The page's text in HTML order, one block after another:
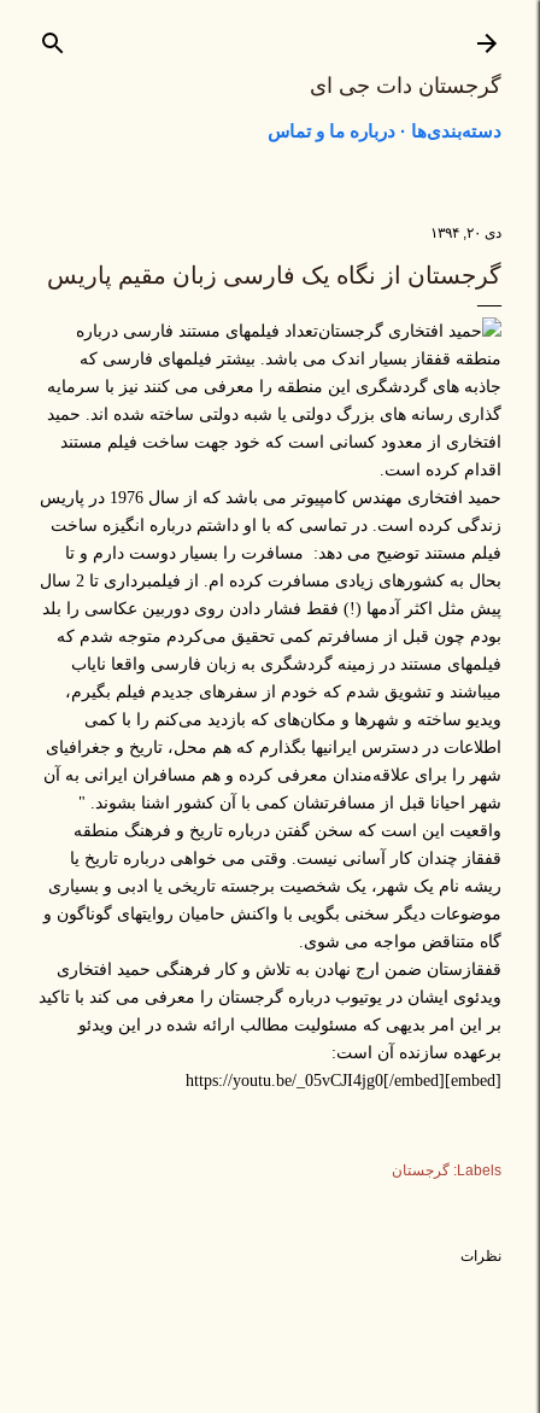
گرجستان دات جی ای
دسته‌بندی‌ها درباره ما و تماس
دی ۲۰, ۱۳۹۴
گرجستان از نگاه یک فارسی زبان مقیم پاریس
تعداد فیلمهای مستند فارسی درباره
منطقه قفقاز بسیار اندک می باشد. بیشتر فیلمهای فارسی که
جاذبه های گردشگری این منطقه را معرفی می کنند نیز با سرمایه
گذاری رسانه های بزرگ دولتی یا شبه دولتی ساخته شده اند. حمید
افتخاری از معدود کسانی است که خود جهت ساخت فیلم مستند
اقدام کرده است.
حمید افتخاری مهندس کامپیوتر می باشد که از سال 1976 در پاریس
زندگی کرده است. در تماسی که با او داشتم درباره انگیزه ساخت
فیلم مستند توضیح می دهد: مسافرت را بسیار دوست دارم و تا
بحال به کشور‌های زیادی مسافرت کرده ام. از فیلمبرداری تا 2 سال
پیش مثل اکثر آدمها (!) فقط فشار دادن روی دوربین عکاسی را بلد
بودم چون قبل از مسافرتم کمی‌ تحقیق می‌کردم متوجه شدم که
فیلمهای مستند در زمینه گردشگری به زبان فارسی‌ واقعا نایاب
میباشند و تشویق شدم که خودم از سفر‌های جدیدم فیلم بگیرم،
ویدیو ساخته و شهر‌ها و مکان‌های که بازدید می‌کنم را با کمی‌
اطلاعات در دسترس ایرانیها بگذارم که هم محل، تاریخ و جغرافیای
شهر را برای علاقه‌مندان معرفی‌ کرده و هم مسافران ‌ایرانی به آن
شهر احیانا قبل از مسافرتشان کمی‌ با آن کشور اشنا بشوند. "
واقعیت این است که سخن گفتن درباره تاریخ و فرهنگ منطقه
قفقاز چندان کار آسانی نیست. وقتی می خواهی درباره تاریخ یا
ریشه نام یک شهر، یک شخصیت برجسته تاریخی یا ادبی و بسیاری
موضوعات دیگر سخنی بگویی با واکنش حامیان روایتهای گوناگون و
گاه متناقض مواجه می شوی.
قفقازستان ضمن ارج نهادن به تلاش و کار فرهنگی حمید افتخاری
ویدئوی ایشان در یوتیوب درباره گرجستان را معرفی می کند با تاکید
بر این امر بدیهی که مسئولیت مطالب ارائه شده در این ویدئو
برعهده سازنده آن است:
[embed]https://youtu.be/_05vCJI4jg0[/embed]
Labels: گرجستان
نظرات